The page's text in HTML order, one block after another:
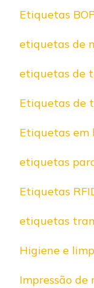
Etiquetas
etiquetas de
etiquetas de
Etiquetas de
Etiquetas em
etiquetas
Etiquetas
etiquetas
Higiene e
Impressão de